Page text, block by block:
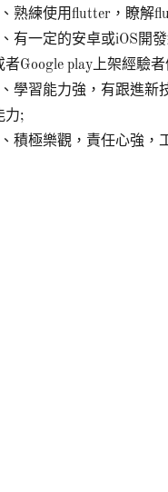
熟練使用flutter，瞭解
有一定的安卓或iOS開
者Google play上架經驗
學習能力強，有跟進新
力;
積極樂觀，責任心強，